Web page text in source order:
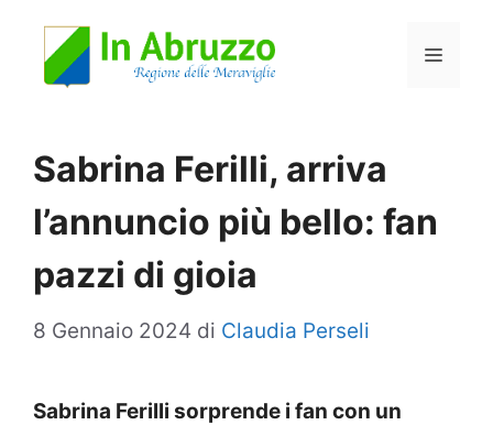
Menu
Sabrina Ferilli, arriva
l’annuncio più bello: fan
pazzi di gioia
8 Gennaio 2024 di Claudia Perseli
Sabrina Ferilli sorprende i fan con un